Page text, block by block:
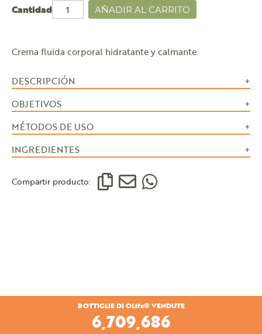
Cantidad AÑADIR AL CARRITO
Crema fluida corporal hidratante y calmante.
DESCRIPCIÓN
OBJETIVOS
MÉTODOS DE USO
INGREDIENTES
Compartir producto:
BOTTIGLIE DI OLife® VENDUTE
7,027,858